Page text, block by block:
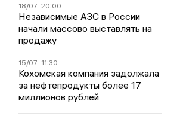
18/07 20:00
Независимые АЗС в России
начали массово выставлять на
продажу
15/07 11:30
Кохомская компания задолжала
за нефтепродукты более 17
миллионов рублей